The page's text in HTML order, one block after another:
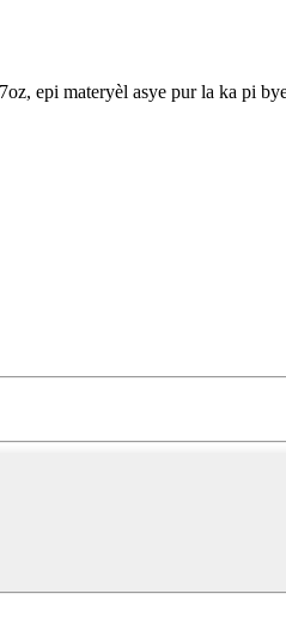
epi materyèl asye pur la ka pi